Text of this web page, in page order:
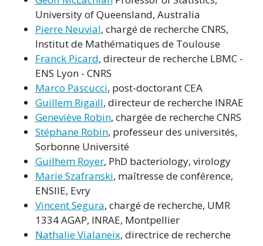
University of Queensland, Australia
Pierre Neuvial, chargé de recherche CNRS,
Institut de Mathématiques de Toulouse
Franck Picard, directeur de recherche LBMC -
ENS Lyon - CNRS
Marco Pascucci, post-doctorant CEA
Guillem Rigaïll, directeur de recherche INRAE
Geneviève Robin, chargée de recherche CNRS
Stéphane Robin, professeur des universités,
Sorbonne Université
Guilhem Royer, PhD bacteriology, virology
Marie Szafranski, maîtresse de conférence,
ENSIIE, Evry
Vincent Segura, chargé de recherche, UMR
1334 AGAP, INRAE, Montpellier
Nathalie Vialaneix, directrice de recherche